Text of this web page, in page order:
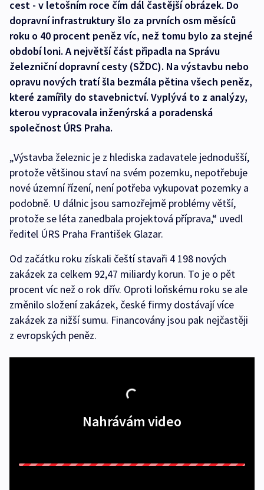
cest - v letošním roce čím dál častější obrázek. Do
dopravní infrastruktury šlo za prvních osm měsíců
roku o 40 procent peněz víc, než tomu bylo za stejné
období loni. A největší část připadla na Správu
železniční dopravní cesty (SŽDC). Na výstavbu nebo
opravu nových tratí šla bezmála pětina všech peněz,
které zamířily do stavebnictví. Vyplývá to z analýzy,
kterou vypracovala inženýrská a poradenská
společnost ÚRS Praha.
„Výstavba železnic je z hlediska zadavatele jednodušší,
protože většinou staví na svém pozemku, nepotřebuje
nové územní řízení, není potřeba vykupovat pozemky a
podobně. U dálnic jsou samozřejmě problémy větší,
protože se léta zanedbala projektová příprava,“ uvedl
ředitel ÚRS Praha František Glazar.
Od začátku roku získali čeští stavaři 4 198 nových
zakázek za celkem 92,47 miliardy korun. To je o pět
procent víc než o rok dřív. Oproti loňskému roku se ale
změnilo složení zakázek, české firmy dostávají více
zakázek za nižší sumu. Financovány jsou pak nejčastěji
z evropských peněz.
Nahrávám video